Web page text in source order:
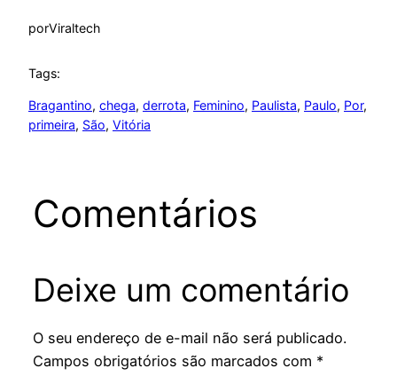
porViraltech
Tags:
Bragantino, chega, derrota, Feminino, Paulista, Paulo, Por
primeira, São, Vitória
Comentários
Deixe um comentário
O seu endereço de e-mail não será publicado.
Campos obrigatórios são marcados com *